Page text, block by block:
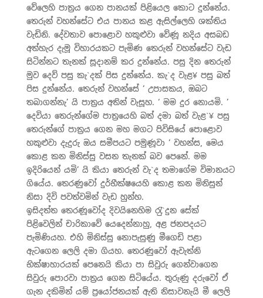
වේලෙහි පාත‍්‍රය ගෙන පානයක් පිළියෙල කොට දුන්නේය.
තෙරුන් වහන්සේට එය පානය කළ ඇසිල්ලෙහි ශක්තිය
වැඩිනි. දේවතාව පොළොව හකුළුවා වේණූ නදිය අසබඩ
අත්හැර දැමූ විහාරයකට පැමිණ තෙරුන් වහන්සේට වැඩ
සිටින්නට තැනක් සූදානම් කර දුන්නේය. පසු දින තෙරුන්
මුව දෙව් පසු කැ`දක් පිස දුන්නේය. කැ`ද වැළ¥ පසු බත්
පිස දුන්නේය. තෙරුන් වහන්සේ ‘ උපාසකය, ඔබට
තබාගන්නැ’ යි පාත‍්‍රය අතින් වැසූහ. ‘ මම දුර නොයමි. ’
දෙවියා තෙරුන්ගේම පාත‍්‍රයෙහි බත් දමා බත් වැළ`¥ පසු
තෙරුන්ගේ පාත‍්‍රය ගෙන මහ මගට පිවිසියේ පොළොව
හකුළුවා දැදුරු ඔය සමීපයට පමුණූවා ‘ වහන්ස, මෙය
කොළ කන මිනිස්සු වසන තැනක් බව පෙනේ. මම
ඉදිරියෙන් යමි’ යි කියා තෙරුන් වැ`ද තමාගේම විමානයට
ගියේය. තෙරණුවෝ දුර්භීක්ෂයෙහි කොළ කන මිනිසුන්
නිසා දිවි පවත්වමින් වැඩ හුන්හ.
ඉසිදත්ත තෙරණූවෝද දිවයිනෙහිම රැු`දුන සේක්
පිළිවෙලින් චාරිකාවේ යෙදෙන්නාහු, අළ ජනපදයට
පැමිණියහ. එහි මිනිස්සු නොපැසුණු මීගෙඩි පළා
ඇටගෙන ලෙලි දමා ගියහ. තෙරණුවෝ ඇවැත්නි
භික්ෂාහාරයක් පෙනෙයි කියා පා සිවුරු ගෙන්වාගෙන
සිවුරු පොරවා පාත‍්‍රය ගෙන සිටියේය. තුරුණු දරුවෝ ඒ
ගැන දකිමින් යම් ප‍්‍රයෝජනයක් ඇති නිසාවනැයි මී ලෙලි